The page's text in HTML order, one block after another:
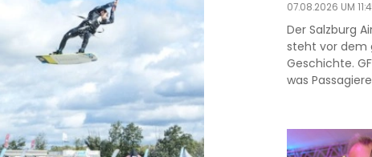
07.08.2026 UM
Der Salzburg
steht vor dem
Geschichte.
was